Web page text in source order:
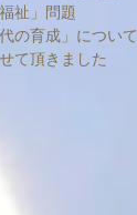
祉」問題
の育成」について
て頂きました